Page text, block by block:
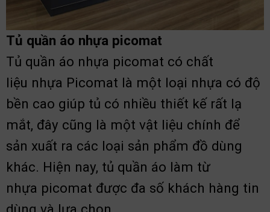
Tủ quần áo nhựa picomat
Tủ quần áo nhựa picomat có chất
liệu nhựa Picomat là một loại nhựa có độ
bền cao giúp tủ có nhiều thiết kế rất lạ
mắt, đây cũng là một vật liệu chính để
sản xuất ra các loại sản phẩm đồ dùng
khác. Hiện nay, tủ quần áo làm từ
nhựa picomat được đa số khách hàng tin